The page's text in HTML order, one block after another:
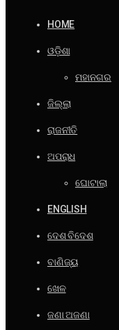
HOME
ଓଡ଼ିଶା
ମହାନଗର
ଜିଲ୍ଲା
ରାଜନୀତି
ଅପରାଧ
ଘୋଟାଲା
ENGLISH
ଦେଶ ବିଦେଶ
ବାଣିଜ୍ୟ
ଖେଳ
ଜଣା ଅଜଣା